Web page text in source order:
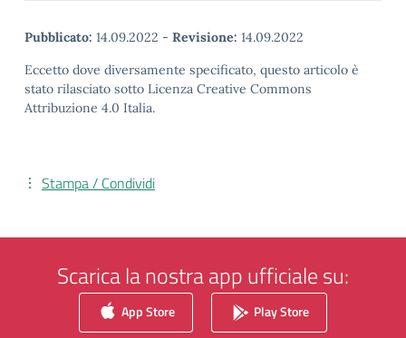
Pubblicato: 14.09.2022 - Revisione: 14.09.2022
Eccetto dove diversamente specificato, questo articolo è
stato rilasciato sotto Licenza Creative Commons
Attribuzione 4.0 Italia.
Stampa / Condividi
Scarica la nostra app ufficiale su:
App Store Play Store